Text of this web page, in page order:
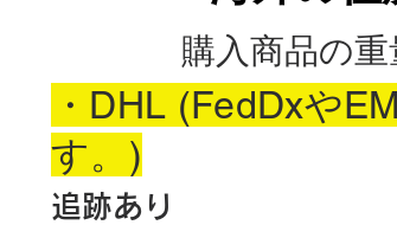
・DHL (FedDxや
す。)
追跡あり
購入商品の重